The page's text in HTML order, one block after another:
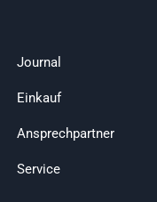
Journal
Einkauf
Ansprechpartner
Service